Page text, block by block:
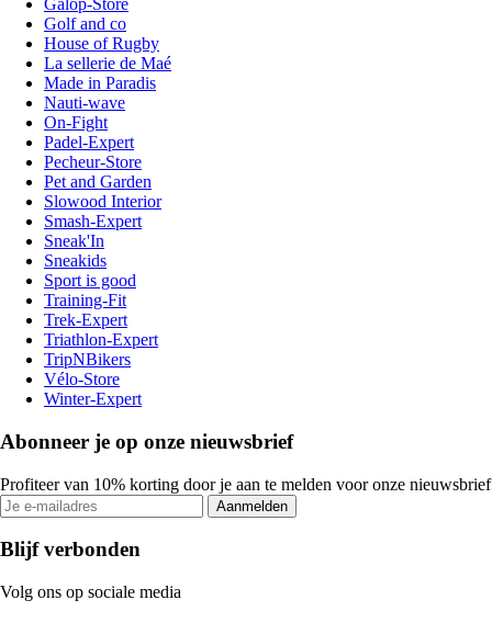
Galop-Store
Golf and co
House of Rugby
La sellerie de Maé
Made in Paradis
Nauti-wave
On-Fight
Padel-Expert
Pecheur-Store
Pet and Garden
Slowood Interior
Smash-Expert
Sneak'In
Sneakids
Sport is good
Training-Fit
Trek-Expert
Triathlon-Expert
TripNBikers
Vélo-Store
Winter-Expert
Abonneer je op onze nieuwsbrief
Profiteer van 10% korting door je aan te melden voor onze nieuwsbrief
Aanmelden
Blijf verbonden
Volg ons op sociale media